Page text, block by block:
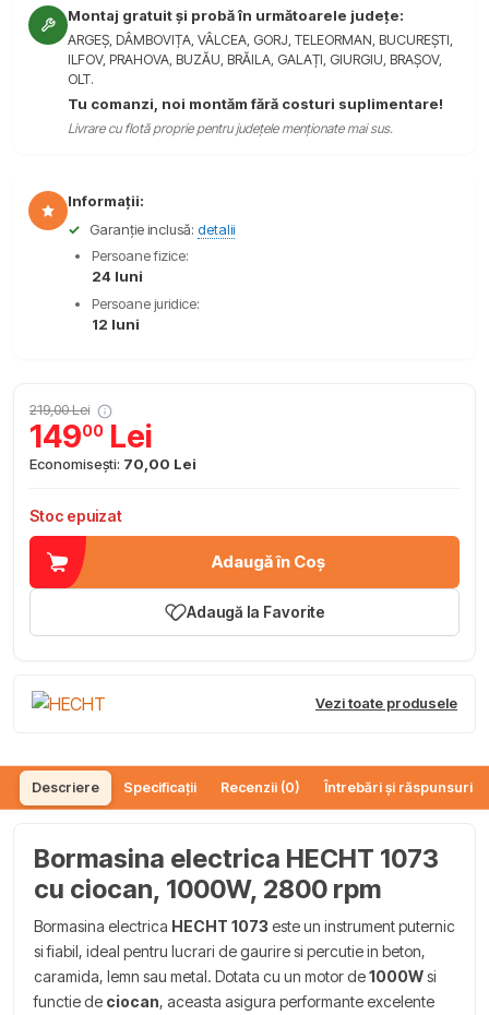
Montaj gratuit și probă în următoarele județe:
ARGEȘ, DÂMBOVIȚA, VÂLCEA, GORJ, TELEORMAN, BUCUREȘTI,
ILFOV, PRAHOVA, BUZĂU, BRĂILA, GALAȚI, GIURGIU, BRAȘOV,
OLT.
Tu comanzi, noi montăm fără costuri suplimentare!
Livrare cu flotă proprie pentru județele menționate mai sus.
Informații:
✓
Garanție inclusă: detalii
Persoane fizice:
24 luni
Persoane juridice:
12 luni
219,00 Lei
14900 Lei
Economisești: 70,00 Lei
Stoc epuizat
Adaugă în Coș
Adaugă la Favorite
Vezi toate produsele
Descriere Specificații Recenzii (0) Întrebări și răspunsuri
Bormasina electrica HECHT 1073
cu ciocan, 1000W, 2800 rpm
Bormasina electrica HECHT 1073 este un instrument puternic
si fiabil, ideal pentru lucrari de gaurire si percutie in beton,
caramida, lemn sau metal. Dotata cu un motor de1000Wsi
functie de ciocan, aceasta asigura performante excelente